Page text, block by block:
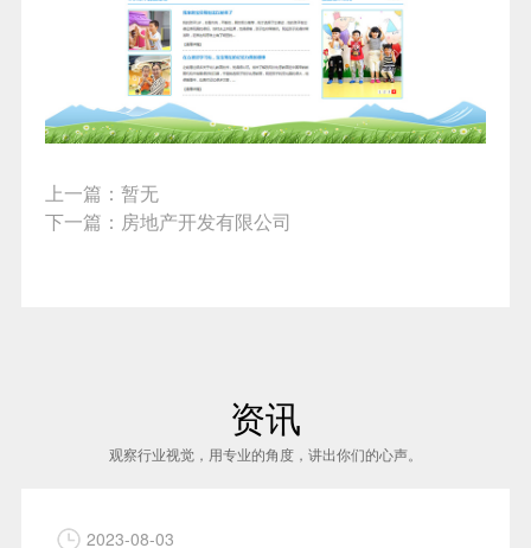
上一篇： 暂无
下一篇： 房地产开发有限公司
资讯
观察行业视觉，用专业的角度，讲出你们的心声。
2023-08-03